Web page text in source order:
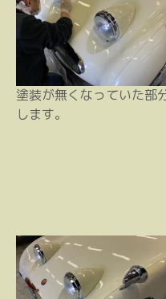
塗装が無くなっていた部
します。